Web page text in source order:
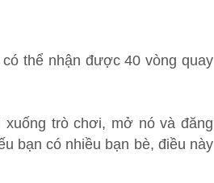
thể nhận được 40 vòng quay
trò chơi, mở nó và đăng
bạn có nhiều bạn bè, điều này